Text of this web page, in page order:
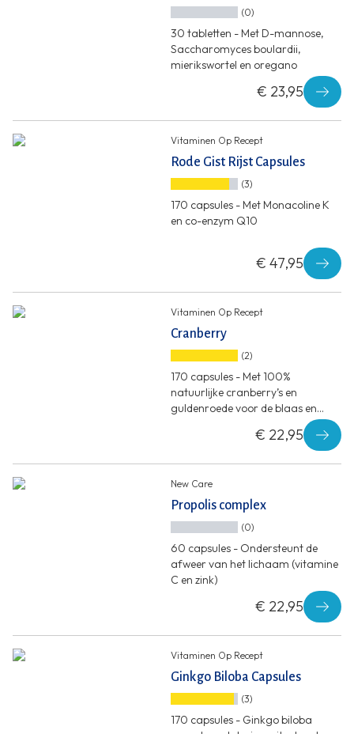
(0)
30 tabletten - Met D-mannose,
Saccharomyces boulardii,
mierikswortel en oregano
€ 23,95
Vitaminen Op Recept
Rode Gist Rijst Capsules
(3)
170 capsules - Met Monacoline K
en co-enzym Q10
€ 47,95
Vitaminen Op Recept
Cranberry
(2)
170 capsules - Met 100%
natuurlijke cranberry’s en
guldenroede voor de blaas en
€ 22,95
New Care
Propolis complex
(0)
60 capsules - Ondersteunt de
afweer van het lichaam (vitamine
C en zink)
€ 22,95
Vitaminen Op Recept
Ginkgo Biloba Capsules
(3)
170 capsules - Ginkgo biloba